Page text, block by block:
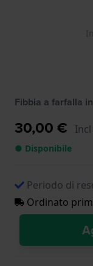
Fibbia a farfalla
30,00 € Incl
● Disponibile
Periodo di
Ordinato